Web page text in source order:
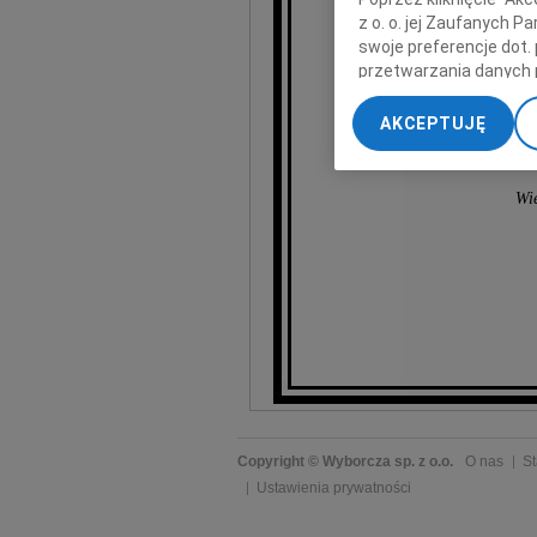
wyrazy
Copyright © Wyborcza sp. z o.o. O nas
Ustawienia prywatności
z o. o. jej Zaufanych
swoje preferencje dot.
przetwarzania danych
„Ustawienia
My, nasi Zaufani
dokładnych danych
Przechowywanie
treści, badnie
AKCEPTUJĘ